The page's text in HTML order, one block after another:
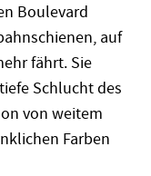
Boulevard
auf
fährt. Sie
Schlucht des
von weitem
Farben